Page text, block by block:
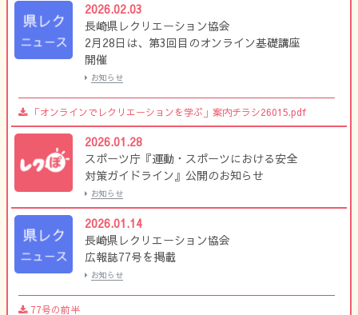
2026.02.03
長崎県レクリエーション協会
2月28日は、第3回目のオンライン基礎講座
開催
お知らせ
「オンラインでレクリエーションを学ぶ」案内チラシ26015.pdf
2026.01.28
スポーツ庁『運動・スポーツにおける安全
対策ガイドライン』公開のお知らせ
お知らせ
2026.01.14
長崎県レクリエーション協会
広報誌77号を掲載
お知らせ
77号の前半